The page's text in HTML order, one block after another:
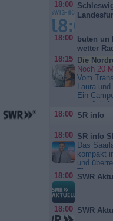
18:00
18:00
buten un
wetter
18:15
Die
Noch 20
Vom
Laura
Ein
möglichst
südlich
Jährige
setzt
18:00 SR info
18:00 SR info
Das
kompakt
und
Politik
um 21.45
18:00 SWR
18:00 SWR